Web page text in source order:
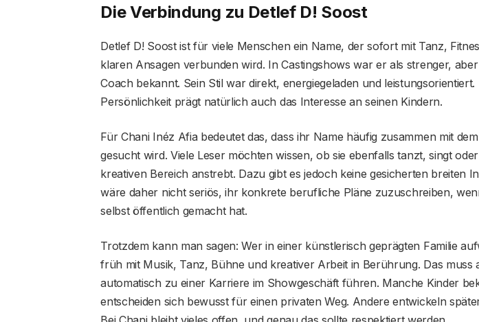
Die Verbindung zu Detlef D! Soost
Detlef D! Soost ist für viele Menschen ein Name, der sofort mit Tanz,
klaren Ansagen verbunden wird. In Castingshows war er als strenger,
Coach bekannt. Sein Stil war direkt, energiegeladen und leistungsorientiert.
Persönlichkeit prägt natürlich auch das Interesse an seinen Kindern.
Für Chani Inéz Afia bedeutet das, dass ihr Name häufig zusammen mit
gesucht wird. Viele Leser möchten wissen, ob sie ebenfalls tanzt, singt
kreativen Bereich anstrebt. Dazu gibt es jedoch keine gesicherten breiten
wäre daher nicht seriös, ihr konkrete berufliche Pläne zuzuschreiben,
selbst öffentlich gemacht hat.
Trotzdem kann man sagen: Wer in einer künstlerisch geprägten Familie
früh mit Musik, Tanz, Bühne und kreativer Arbeit in Berührung. Das muss
automatisch zu einer Karriere im Showgeschäft führen. Manche Kinder
entscheiden sich bewusst für einen privaten Weg. Andere entwickeln